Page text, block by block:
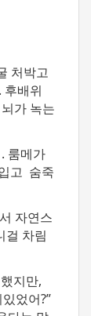
처박고
후배위
가 녹는
룸메가
고 숨죽
자연스
걸 차림
지만,
었어?”